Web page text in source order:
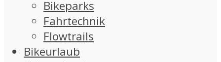
Bikeparks
Fahrtechnik
Flowtrails
Bikeurlaub